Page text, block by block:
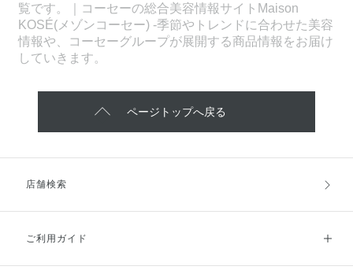
覧です。｜コーセーの総合美容情報サイトMaison
KOSÉ(メゾンコーセー) -季節やトレンドに合わせた美容
情報や、コーセーグループが展開する商品情報をお届け
していきます。
ページトップへ戻る
店舗検索
ご利用ガイド